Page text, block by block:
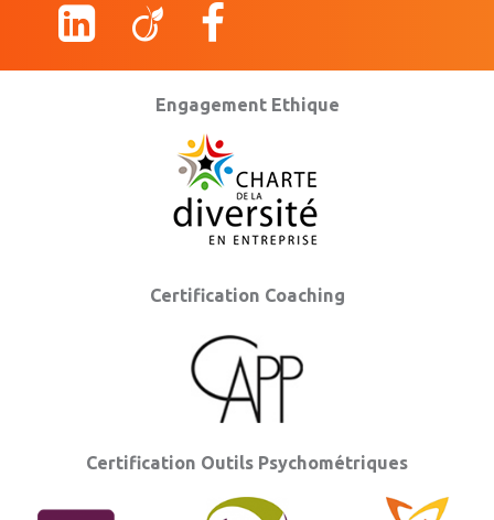
Engagement Ethique
Certification Coaching
Certification Outils Psychométriques